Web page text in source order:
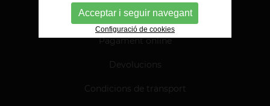
Pagament online
Devolucions
Condicions de transport
Acceptar i seguir navegant
Configuració de cookies